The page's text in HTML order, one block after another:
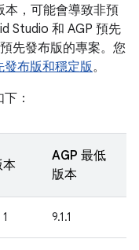
本，可能會導致非預
Studio 和 AGP 預先
先發布版的專案。您
發布版和穩定版。
：
AGP 最低
版本
9.1.1